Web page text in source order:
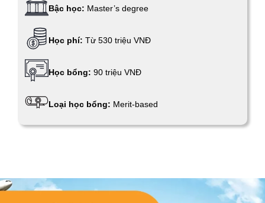
Bậc học: Master’s degree
Học phí: Từ 530 triệu VNĐ
Học bổng: 90 triệu VNĐ
Loại học bổng: Merit-based